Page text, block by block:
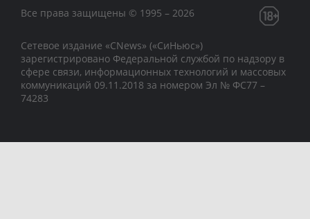
Все права защищены © 1995 – 2026
Сетевое издание «CNews» («СиНьюс»)
зарегистрировано Федеральной службой по надзору в
сфере связи, информационных технологий и массовых
коммуникаций 09.11.2018 за номером Эл № ФС77 –
74283